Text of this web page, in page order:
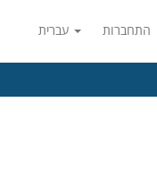
התחברות